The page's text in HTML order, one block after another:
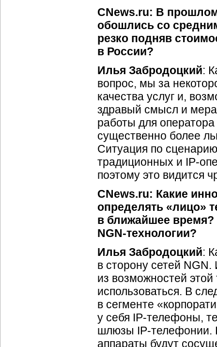
CNews.ru: В
обошлись со
резко подняв
в России?
Илья Забродоцкий:
вопрос, мы за
качества услуг и,
здравый смысл и
работы для оператора
существенно более
Ситуация по
традиционных и IP-
поэтому это видится
CNews.ru: Какие
определять «лицо»
в ближайшее время?
NGN-технологии?
Илья Забродоцкий:
в сторону сетей
из возможностей этой
использоваться. В
в сегменте
у себя IP-телефоны,
шлюзы IP-телефонии.
аппараты будут